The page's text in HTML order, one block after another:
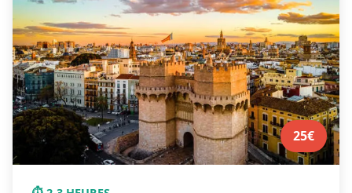
25€